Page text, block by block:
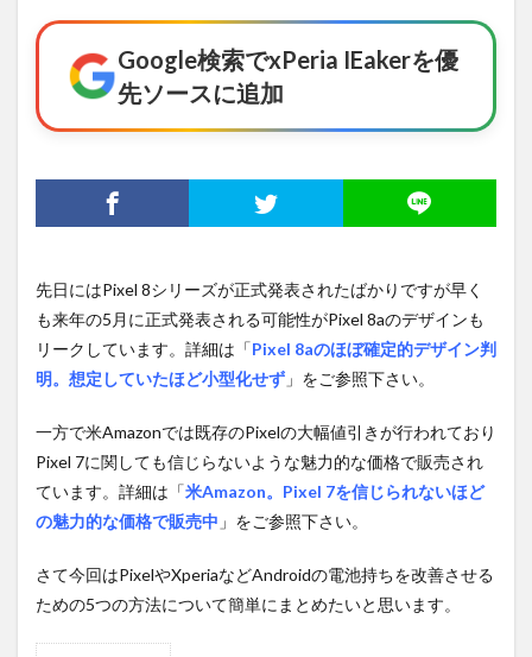
Google検索でxPeria IEakerを優
先ソースに追加
先日にはPixel 8シリーズが正式発表されたばかりですが早く
も来年の5月に正式発表される可能性がPixel 8aのデザインも
リークしています。詳細は「Pixel 8aのほぼ確定的デザイン判
明。想定していたほど小型化せず 」をご参照下さい。
一方で米Amazonでは既存のPixelの大幅値引きが行われており
Pixel 7に関しても信じらないような魅力的な価格で販売され
ています。詳細は「米Amazon。Pixel 7を信じられないほど
の魅力的な価格で販売中 」をご参照下さい。
さて今回はPixelやXperiaなどAndroidの電池持ちを改善させる
ための5つの方法について簡単にまとめたいと思います。